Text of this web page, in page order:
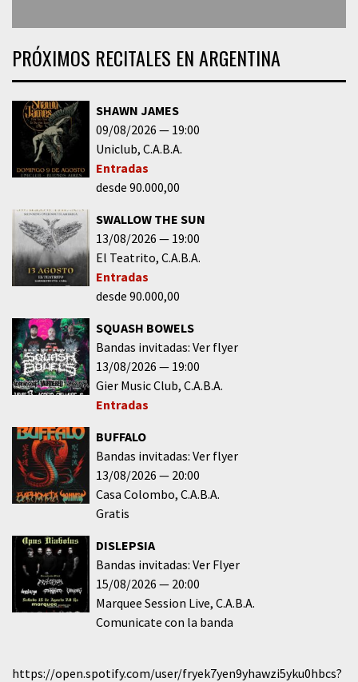
PRÓXIMOS RECITALES EN ARGENTINA
SHAWN JAMES
09/08/2026
19:00
Uniclub C.A.B.A.
Entradas
desde 90.000,00
SWALLOW THE SUN
13/08/2026
19:00
El Teatrito C.A.B.A.
Entradas
desde 90.000,00
SQUASH BOWELS
Bandas invitadas: Ver flyer
13/08/2026
19:00
Gier Music Club C.A.B.A.
Entradas
BUFFALO
Bandas invitadas: Ver flyer
13/08/2026
20:00
Casa Colombo C.A.B.A.
Gratis
DISLEPSIA
Bandas invitadas: Ver Flyer
15/08/2026
20:00
Marquee Session Live C.A.B.A.
Comunicate con la banda
https://open.spotify.com/user/fryek7yen9yhawzi5yku0hbcs?